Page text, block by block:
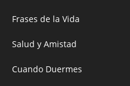
Frases de la Vida
Salud y Amistad
Cuando Duermes